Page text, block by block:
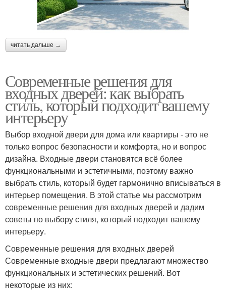
читать дальше →
Современные решения для
входных дверей: как выбрать
стиль, который подходит вашему
интерьеру
Выбор входной двери для дома или квартиры - это не
только вопрос безопасности и комфорта, но и вопрос
дизайна. Входные двери становятся всё более
функциональными и эстетичными, поэтому важно
выбрать стиль, который будет гармонично вписываться в
интерьер помещения. В этой статье мы рассмотрим
современные решения для входных дверей и дадим
советы по выбору стиля, который подходит вашему
интерьеру.
Современные решения для входных дверей
Современные входные двери предлагают множество
функциональных и эстетических решений. Вот
некоторые из них: